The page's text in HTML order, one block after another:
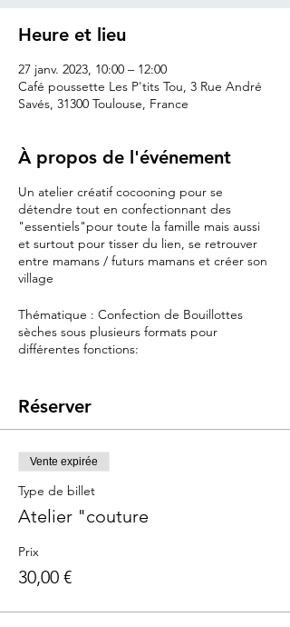
Heure et lieu
27 janv. 2023, 10:00 – 12:00
Café poussette Les P'tits Tou, 3 Rue André
Savés, 31300 Toulouse, France
À propos de l'événement
Un atelier créatif cocooning pour se
détendre tout en confectionnant des
"essentiels"pour toute la famille mais aussi
et surtout pour tisser du lien, se retrouver
entre mamans / futurs mamans et créer son
village
Thématique : Confection de Bouillottes
sèches sous plusieurs formats pour
différentes fonctions:
maux de ventre et les douleurs dentaires
- pour les plus grands : mini format en
chaufferettes pour mettre dans les poches
de manteau ou grand format pour instant
cocooning devant les films de Noël..
enfantine
machine à coudre, jolis tissus
Réserver
Vente expirée
Type de billet
Atelier "couture
Prix
30,00 €